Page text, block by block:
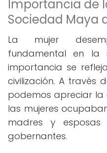
Importancia de
Sociedad Maya
La mujer
fundamental en la
importancia se
civilización. A través
podemos apreciar la
las mujeres
madres y
gobernantes.